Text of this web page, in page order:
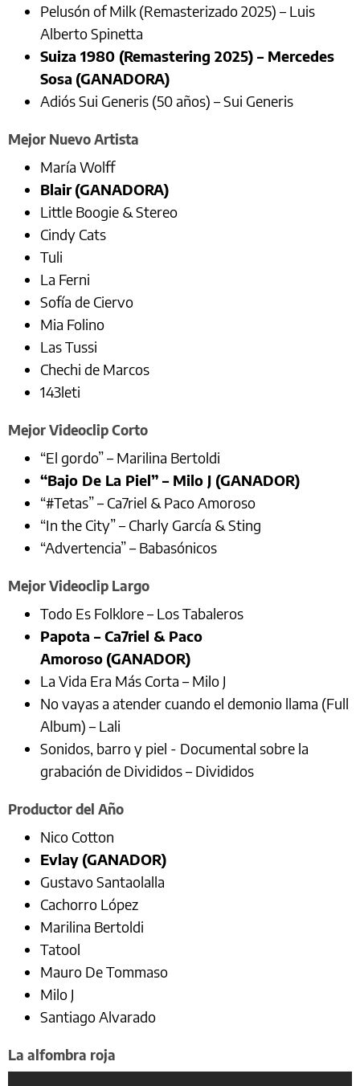
Pelusón of Milk (Remasterizado 2025) – Luis
Alberto Spinetta
Suiza 1980 (Remastering 2025) – Mercedes
Sosa (GANADORA)
Adiós Sui Generis (50 años) – Sui Generis
Mejor Nuevo Artista
María Wolff
Blair (GANADORA)
Little Boogie & Stereo
Cindy Cats
Tuli
La Ferni
Sofía de Ciervo
Mia Folino
Las Tussi
Chechi de Marcos
143leti
Mejor Videoclip Corto
“El gordo” – Marilina Bertoldi
“Bajo De La Piel” – Milo J (GANADOR)
“#Tetas” – Ca7riel & Paco Amoroso
“In the City” – Charly García & Sting
“Advertencia” – Babasónicos
Mejor Videoclip Largo
Todo Es Folklore – Los Tabaleros
Papota – Ca7riel & Paco
Amoroso (GANADOR)
La Vida Era Más Corta – Milo J
No vayas a atender cuando el demonio llama (Full
Album) – Lali
Sonidos, barro y piel - Documental sobre la
grabación de Divididos – Divididos
Productor del Año
Nico Cotton
Evlay (GANADOR)
Gustavo Santaolalla
Cachorro López
Marilina Bertoldi
Tatool
Mauro De Tommaso
Milo J
Santiago Alvarado
La alfombra roja